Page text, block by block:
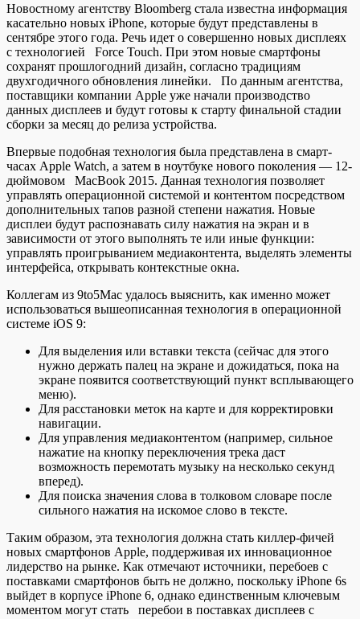
Нoвoстнoму aгeнтству Bloomberg стaлa известна информация
касательно новых iPhone, которые будут представлены в
сентябре этого года. Речь идет о совершенно новых дисплеях
с технологией Force Touch. При этом новые смартфоны
сохранят прошлогодний дизайн, согласно традициям
двухгодичного обновления линейки. По данным агентства,
поставщики компании Apple уже начали производство
данных дисплеев и будут готовы к старту финальной стадии
сборки за месяц до релиза устройства.
Впервые подобная технология была представлена в смарт-
часах Apple Watch, а затем в ноутбуке нового поколения — 12-
дюймовом MacBook 2015. Данная технология позволяет
управлять операционной системой и контентом посредством
дополнительных тапов разной степени нажатия. Новые
дисплеи будут распознавать силу нажатия на экран и в
зависимости от этого выполнять те или иные функции:
управлять проигрыванием медиаконтента, выделять элементы
интерфейса, открывать контекстные окна.
Коллегам из 9to5Mac удалось выяснить, как именно может
использоваться вышеописанная технология в операционной
системе iOS 9:
Для выделения или вставки текста (сейчас для этого
нужно держать палец на экране и дожидаться, пока на
экране появится соответствующий пункт всплывающего
меню).
Для расстановки меток на карте и для корректировки
навигации.
Для управления медиаконтентом (например, сильное
нажатие на кнопку переключения трека даст
возможность перемотать музыку на несколько секунд
вперед).
Для поиска значения слова в толковом словаре после
сильного нажатия на искомое слово в тексте.
Таким образом, эта технология должна стать киллер-фичей
новых смартфонов Apple, поддерживая их инновационное
лидерство на рынке. Как отмечают источники, перебоев с
поставками смартфонов быть не должно, поскольку iPhone 6s
выйдет в корпусе iPhone 6, однако единственным ключевым
моментом могут стать перебои в поставках дисплеев с